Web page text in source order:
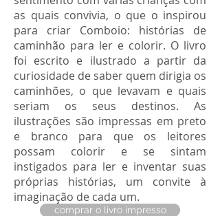
as quais convivia, o que o inspirou
para criar ​Comboio: histórias de
caminhão para ler e colorir​. O livro
foi escrito e ilustrado a partir da
curiosidade de saber quem dirigia os
caminhões, o que levavam e quais
seriam os seus destinos. As
ilustrações são impressas em preto
e branco para que os leitores
possam colorir e se sintam
instigados para ler e inventar suas
próprias histórias, um convite à
imaginação de cada um.
comprar o livro impresso